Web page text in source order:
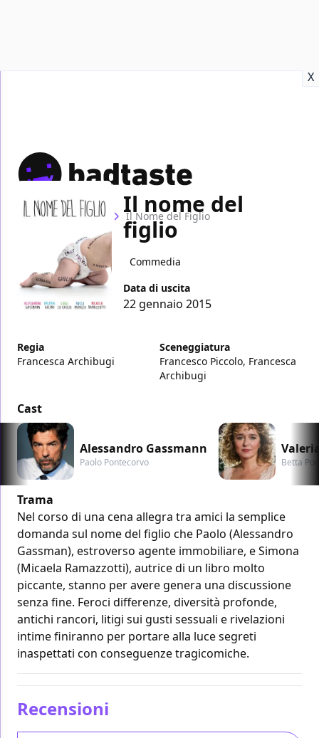
X
Home Film Il Nome del Figlio
Il nome del
figlio
Commedia
Data di uscita
22 gennaio 2015
Regia
Francesca Archibugi
Sceneggiatura
Francesco Piccolo, Francesca
Archibugi
Cast
Alessandro Gassmann
Paolo Pontecorvo Betta
Trama
Nel corso di una cena allegra tra amici la semplice
domanda sul nome del figlio che Paolo (Alessandro
Gassman), estroverso agente immobiliare, e Simona
(Micaela Ramazzotti), autrice di un libro molto
piccante, stanno per avere genera una discussione
senza fine. Feroci differenze, diversità profonde,
antichi rancori, litigi sui gusti sessuali e rivelazioni
intime finiranno per portare alla luce segreti
inaspettati con conseguenze tragicomiche.
Recensioni